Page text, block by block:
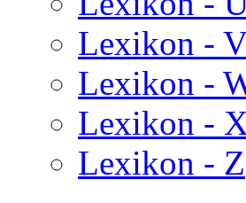
Lexikon -
Lexikon -
Lexikon -
Lexikon - Z